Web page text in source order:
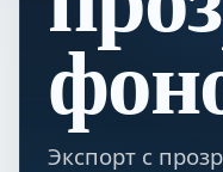
Экспорт с